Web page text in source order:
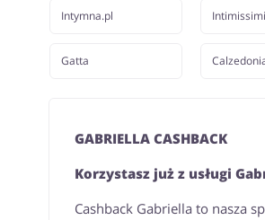
Intymna.pl
Gatta
Intimissimi
GABRIELLA CASHBACK
Korzystasz już z usługi
Cashback Gabriella to nasza